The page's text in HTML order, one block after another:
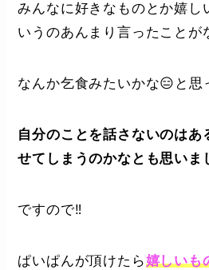
みんなに好きなものとか嬉し
いうのあんまり言ったことが
なんか乞食みたいかな😑と思
自分のことを話さないのはあ
せてしまうのかなとも思いま
ですので‼️
ぱいぱんが頂けたら嬉しいも